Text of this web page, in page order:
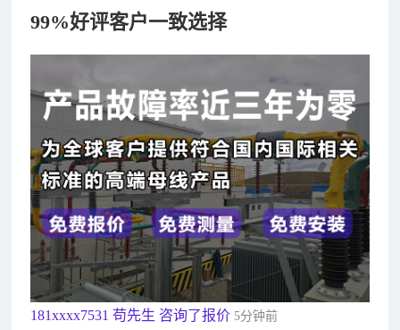
99%好评客户一致选择
182xxxx4350 秦女士 咨询了报价7分钟前
156xxxx3534 郭先生 咨询了报价7分钟前
192xxxx2920 周先生 咨询了报价10分钟前
189xxxx6562 王先生 咨询了报价1秒前
190xxxx3508 徐女士 咨询了报价
135xxxx6654 张先生 咨询了报价1分钟前
181xxxx7531 苟先生 咨询了报价 5分钟前